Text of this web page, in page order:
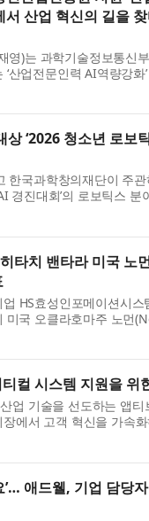
서 산업 혁신의 길을
영)는 과학기술정보통신
산업전문인력 AI역량강화
경기 성남시 서울판교그
상 ‘2026 청소년 로보
한국과학창의재단이 주
경진대회’의 로보틱스 분
세종·충주·천안에서 호서
타치 밴타라 미국 노
HS효성인포메이션시스
국 오클라호마주 노먼
대공장(Lighthouse)’으
컬 시스템 지원을 위
업 기술을 선도하는 앱
에서 고객 혁신을 가속
킨드릴(Kyndryl)과 전략
애드웰, 기업 담당